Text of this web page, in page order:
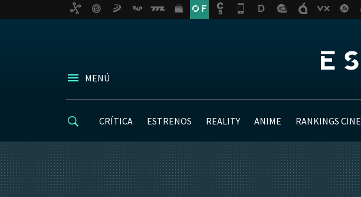
MENÚ
CRÍTICA ESTRENOS REALITY ANIME RANKINGS CINE